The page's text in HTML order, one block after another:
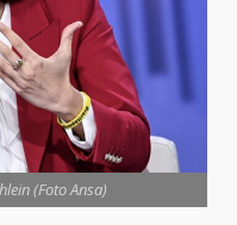
(Foto Ansa)